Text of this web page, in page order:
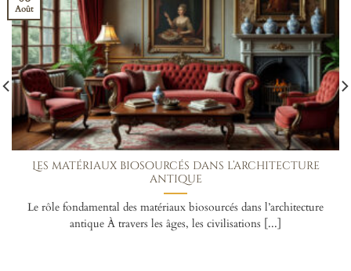
Les matériaux biosourcés dans l’architecture
antique
Le rôle fondamental des matériaux biosourcés dans l’architecture
antique À travers les âges, les civilisations [...]
Août